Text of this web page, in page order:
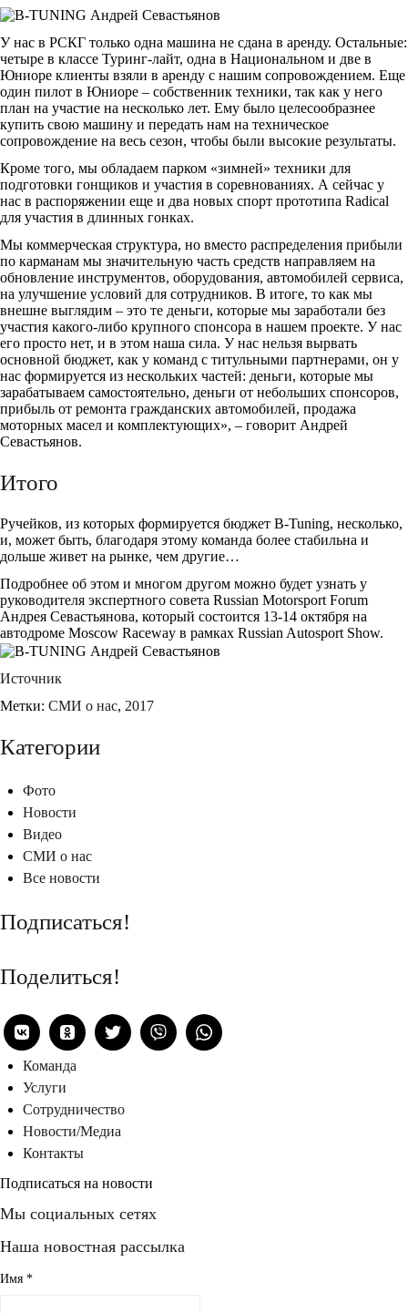
У нас в РСКГ только одна машина не сдана в аренду. Остальные:
четыре в классе Туринг-лайт, одна в Национальном и две в
Юниоре клиенты взяли в аренду с нашим сопровождением. Еще
один пилот в Юниоре – собственник техники, так как у него
план на участие на несколько лет. Ему было целесообразнее
купить свою машину и передать нам на техническое
сопровождение на весь сезон, чтобы были высокие результаты.
Кроме того, мы обладаем парком «зимней» техники для
подготовки гонщиков и участия в соревнованиях. А сейчас у
нас в распоряжении еще и два новых спорт прототипа Radical
для участия в длинных гонках.
Мы коммерческая структура, но вместо распределения прибыли
по карманам мы значительную часть средств направляем на
обновление инструментов, оборудования, автомобилей сервиса,
на улучшение условий для сотрудников. В итоге, то как мы
внешне выглядим – это те деньги, которые мы заработали без
участия какого-либо крупного спонсора в нашем проекте. У нас
его просто нет, и в этом наша сила. У нас нельзя вырвать
основной бюджет, как у команд с титульными партнерами, он у
нас формируется из нескольких частей: деньги, которые мы
зарабатываем самостоятельно, деньги от небольших спонсоров,
прибыль от ремонта гражданских автомобилей, продажа
моторных масел и комплектующих», – говорит Андрей
Севастьянов.
Итого
Ручейков, из которых формируется бюджет B-Tuning, несколько,
и, может быть, благодаря этому команда более стабильна и
дольше живет на рынке, чем другие…
Подробнее об этом и многом другом можно будет узнать у
руководителя экспертного совета Russian Motorsport Forum
Андрея Севастьянова, который состоится 13-14 октября на
автодроме Moscow Raceway в рамках Russian Autosport Show.
Источник
Метки: CМИ о нас, 2017
Категории
Фото
Новости
Видео
СМИ о нас
Все новости
Подписаться!
Поделиться!
Команда
Услуги
Сотрудничество
Новости/Медиа
Контакты
Подписаться на новости
Мы социальных сетях
Наша новостная рассылка
Имя *